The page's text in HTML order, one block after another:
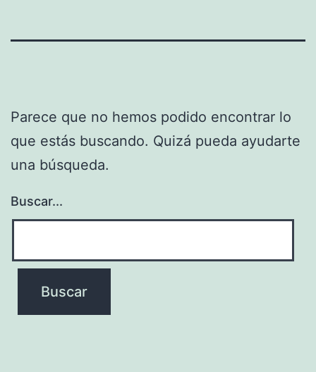
Parece que no hemos podido encontrar lo
que estás buscando. Quizá pueda ayudarte
una búsqueda.
Buscar...